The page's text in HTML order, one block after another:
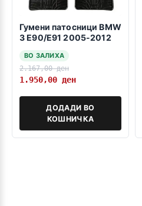
Гумени патосници BMW
3 E90/E91 2005-2012
ВО ЗАЛИХА
2.167,00ден
1.950,00 ден
ДОДАДИ ВО
КОШНИЧКА